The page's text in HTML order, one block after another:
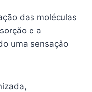
das moléculas
e a
uma sensação